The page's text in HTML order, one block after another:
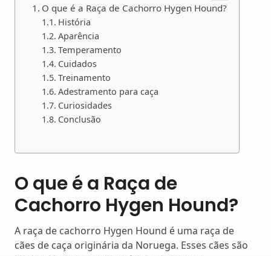
O que é a Raça de Cachorro Hygen Hound?
História
Aparência
Temperamento
Cuidados
Treinamento
Adestramento para caça
Curiosidades
Conclusão
O que é a Raça de
Cachorro Hygen Hound?
A raça de cachorro Hygen Hound é uma raça de
cães de caça originária da Noruega. Esses cães são